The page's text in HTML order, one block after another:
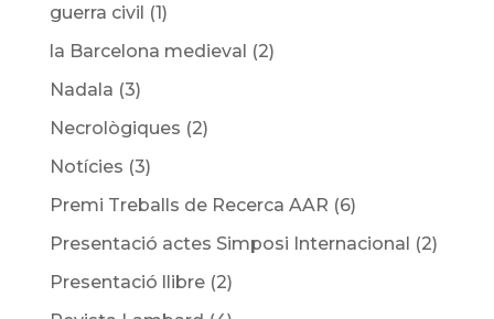
guerra civil (1)
la Barcelona medieval (2)
Nadala (3)
Necrològiques (2)
Notícies (3)
Premi Treballs de Recerca AAR (6)
Presentació actes Simposi Internacional (2)
Presentació llibre(2)